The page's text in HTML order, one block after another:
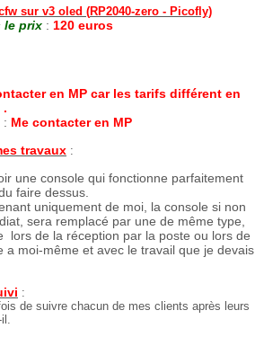
sur v3 oled (RP2040-zero - Picofly)
le prix : 120 euros
en MP car les tarifs différent en
.
: Me contacter en MP
travaux :
une console qui fonctionne parfaitement
faire dessus.
uniquement de moi, la console si non
sera remplacé par une de même type,
lors de la réception par la poste ou lors de
a moi-même et avec le travail que je devais
:
de suivre chacun de mes clients après leurs